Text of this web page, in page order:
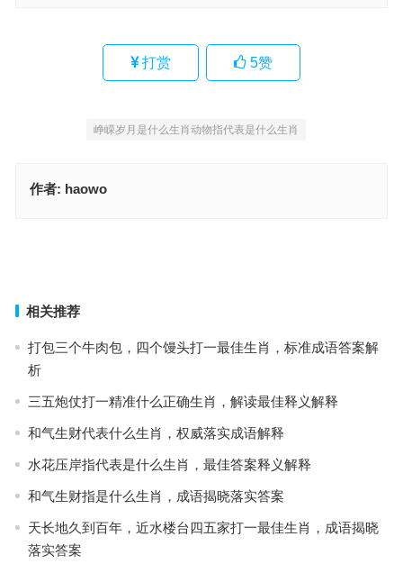
打赏 5赞
峥嵘岁月是什么生肖动物指代表是什么生肖
作者: haowo
相关推荐
打包三个牛肉包，四个馒头打一最佳生肖，标准成语答案解
析
三五炮仗打一精准什么正确生肖，解读最佳释义解释
和气生财代表什么生肖，权威落实成语解释
水花压岸指代表是什么生肖，最佳答案释义解释
和气生财指是什么生肖，成语揭晓落实答案
天长地久到百年，近水楼台四五家打一最佳生肖，成语揭晓
落实答案